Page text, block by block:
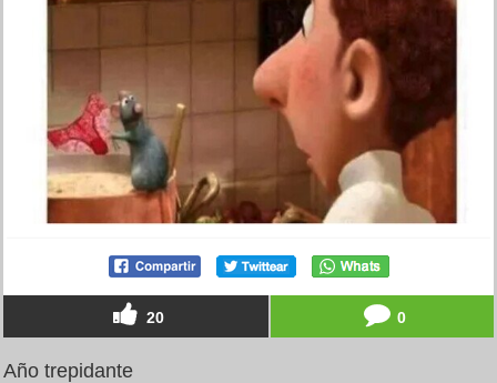
20 0
Año trepidante